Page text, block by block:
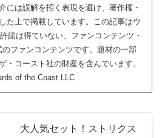
には誤解を招く表現を避け、著作権・
た上で掲載しています。この記事はウ
諾は得ていない、ファンコンテンツ・
ファンコンテンツです。題材の一部
・コースト社の財産を含んでいます。
of the Coast LLC
大人気セット！ストリクス